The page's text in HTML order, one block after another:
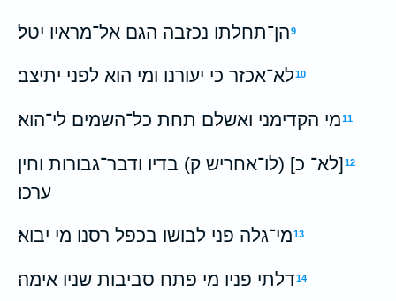
9הן־תחלתו נכזבה הגם אל־מראיו יטל׃
10לא־אכזר כי יעורנו ומי הוא לפני יתיצב׃
11מי הקדימני ואשלם תחת כל־השמים לי־הוא׃
12[לא־ כ] (לו־אחריש ק) בדיו ודבר־גבורות וחין
ערכו׃
13מי־גלה פני לבושו בכפל רסנו מי יבוא׃
14דלתי פניו מי פתח סביבות שניו אימה׃